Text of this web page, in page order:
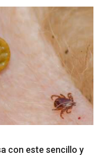
con este sencillo y